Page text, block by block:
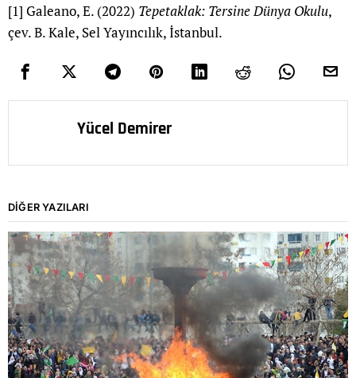
[1] Galeano, E. (2022) Tepetaklak: Tersine Dünya Okulu,
çev. B. Kale, Sel Yayıncılık, İstanbul.
Yücel Demirer
DIĞER YAZILARI